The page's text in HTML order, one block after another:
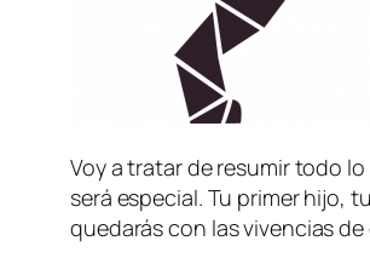
Voy a tratar de resumir todo
será especial. Tu primer hijo,
quedarás con las vivencias de